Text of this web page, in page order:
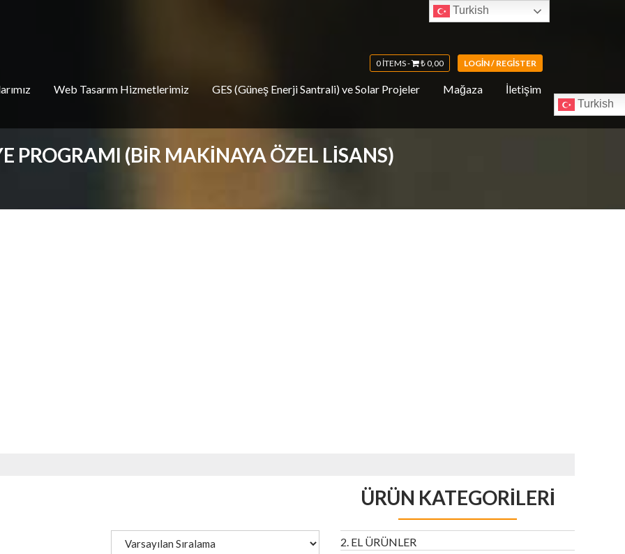
0 ITEMS - ₺0,00 LOGIN / REGISTER
Web Tasarım Hizmetlerimiz GES (Güneş Enerji Santrali) ve Solar Projeler Mağaza İletişim
Turkish
PROGRAMI (BIR MAKINAYA ÖZEL LISANS)
ÜRÜN KATEGORILERI
2. EL ÜRÜNLER
Turkish